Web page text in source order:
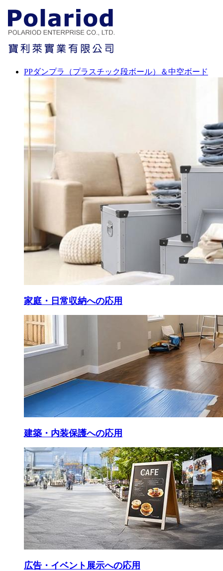
PPダンプラ（プラスチック段ボール）＆中空ボード
家庭・日常収納への応用
建築・内装保護への応用
広告・イベント展示への応用